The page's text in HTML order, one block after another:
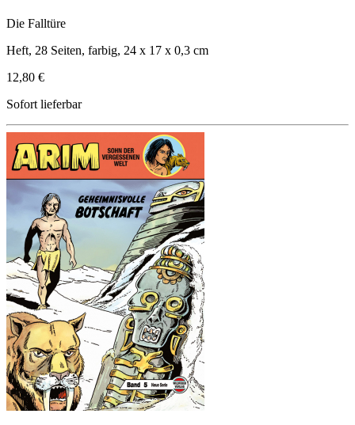
Die Falltüre
Heft, 28 Seiten, farbig, 24 x 17 x 0,3 cm
12,80 €
Sofort lieferbar